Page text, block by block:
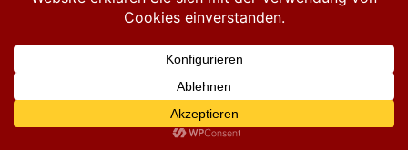
Mit Stolz präsentiert von WordPress|Theme: Feuerwehr Rißtissen
understrap.com